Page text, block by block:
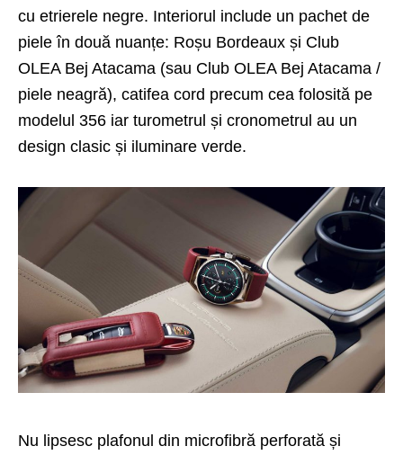
cu etrierele negre. Interiorul include un pachet de
piele în două nuanțe: Roșu Bordeaux și Club
OLEA Bej Atacama (sau Club OLEA Bej Atacama /
piele neagră), catifea cord precum cea folosită pe
modelul 356 iar turometrul și cronometrul au un
design clasic și iluminare verde.
Nu lipsesc plafonul din microfibră perforată și